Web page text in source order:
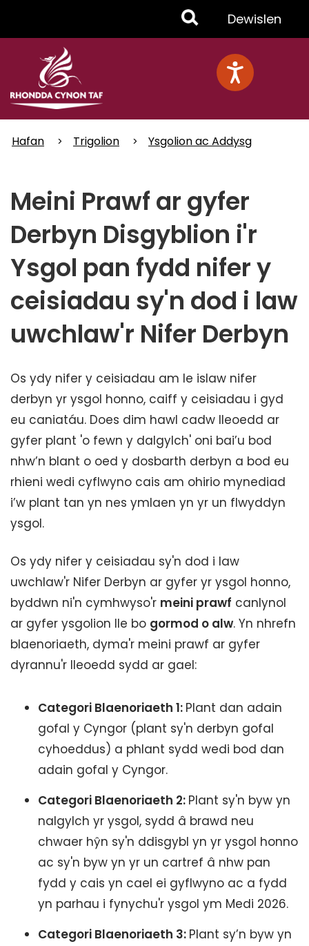
Toggle
Menu
Dewislen
Hafan Trigolion Ysgolion ac Addysg
Meini Prawf ar gyfer
Derbyn Disgyblion i'r
Ysgol pan fydd nifer y
ceisiadau sy'n dod i law
uwchlaw'r Nifer Derbyn
Os ydy nifer y ceisiadau am le islaw nifer
derbyn yr ysgol honno, caiff y ceisiadau i gyd
eu caniatáu. Does dim hawl cadw lleoedd ar
gyfer plant 'o fewn y dalgylch' oni bai’u bod
nhw’n blant o oed y dosbarth derbyn a bod eu
rhieni wedi cyflwyno cais am ohirio mynediad
i’w plant tan yn nes ymlaen yn yr un flwyddyn
ysgol.
Os ydy nifer y ceisiadau sy'n dod i law
uwchlaw'r Nifer Derbyn ar gyfer yr ysgol honno,
byddwn ni'n cymhwyso'r meini prawf canlynol
ar gyfer ysgolion lle bo gormod o alw. Yn nhrefn
blaenoriaeth, dyma'r meini prawf ar gyfer
dyrannu'r lleoedd sydd ar gael:
Categori Blaenoriaeth 1: Plant dan adain
gofal y Cyngor (plant sy'n derbyn gofal
cyhoeddus) a phlant sydd wedi bod dan
adain gofal y Cyngor.
Categori Blaenoriaeth 2: Plant sy'n byw yn
nalgylch yr ysgol, sydd â brawd neu
chwaer hŷn sy'n ddisgybl yn yr ysgol honno
ac sy'n byw yn yr un cartref â nhw pan
fydd y cais yn cael ei gyflwyno ac a fydd
yn parhau i fynychu'r ysgol ym Medi 2026.
Categori Blaenoriaeth 3: Plant sy’n byw yn